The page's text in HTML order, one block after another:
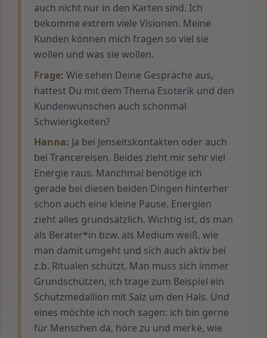
auch nicht nur in den Karten sind. Ich
bekomme extrem viele Visionen. Meine
Kunden können mich fragen so viel sie
wollen und was sie wollen.
Frage: Wie sehen Deine Gespräche aus,
hattest Du mit dem Thema Esoterik und den
Kundenwünschen auch schonmal
Schwierigkeiten?
Hanna: Ja bei Jenseitskontakten oder auch
bei Trancereisen. Beides zieht mir sehr viel
Energie raus. Manchmal benötige ich
gerade bei diesen beiden Dingen hinterher
schon auch eine kleine Pause. Energien
zieht alles grundsätzlich. Wichtig ist, ds man
als Berater*in bzw. als Medium weiß, wie
man damit umgeht und sich auch aktiv bei
z.b. Ritualen schützt. Man muss sich immer
Grundschützen, ich trage zum Beispiel ein
Schutzmedallion mit Salz um den Hals. Und
eines möchte ich noch sagen: ich bin gerne
für Menschen da, höre zu und merke, wie